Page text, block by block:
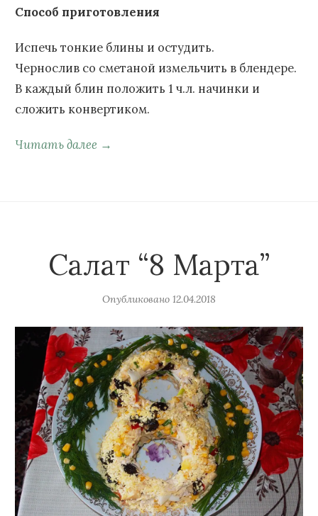
Способ приготовления
Испечь тонкие блины и остудить.
Чернослив со сметаной измельчить в блендере.
В каждый блин положить 1 ч.л. начинки и
сложить конвертиком.
Читать далее →
Салат “8 Марта”
Опубликовано 12.04.2018